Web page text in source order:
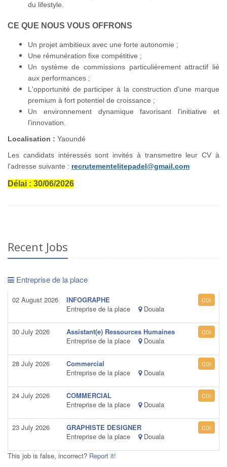
du lifestyle.
CE QUE NOUS VOUS OFFRONS
Un projet ambitieux avec une forte autonomie ;
Une rémunération fixe compétitive ;
Un système de commissions particulièrement attractif lié
aux performances ;
L'opportunité de participer à la construction d'une marque
premium à fort potentiel de croissance ;
Un environnement dynamique favorisant l'initiative et
l'innovation.
Localisation : Yaoundé
Les candidats intéressés sont invités à transmettre leur CV à
l'adresse suivante : recrutementelitepadel@gmail.com
Délai : 30/06/2026
Recent Jobs
Entreprise de la place
02 August 2026
INFOGRAPHE
Entreprise de la place
Douala
CDI
30 July 2026
Assistant(e) Ressources Humaines
Entreprise de la place
Douala
CDI
28 July 2026
Commercial
Entreprise de la place
Douala
CDI
24 July 2026
COMMERCIAL
Entreprise de la place
Douala
CDI
23 July 2026
GRAPHISTE DESIGNER
Entreprise de la place
Douala
CDI
This job is false, incorrect? Report it!